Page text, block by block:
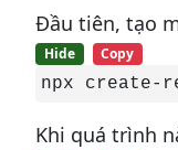
Đầu tiên, tạo
Hide Copy
npx create-
Khi quá trình